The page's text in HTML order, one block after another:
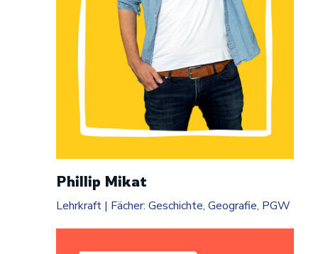
Phillip Mikat
Lehrkraft | Fächer: Geschichte, Geografie, PGW